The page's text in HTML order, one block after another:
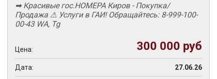
➡ Красивые гос.НОМЕРА Киров - Покупка/
Продажа ⚠ Услуги в ГАИ! Обращайтесь: 8-999-100-
00-43 WА, Tg
Цена: 300 000 руб
Дата: 27.06.26